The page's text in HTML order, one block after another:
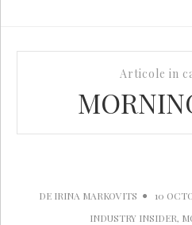
Articole in
DE IRINA MARKOVITS 10
INDUSTRY INSIDER,